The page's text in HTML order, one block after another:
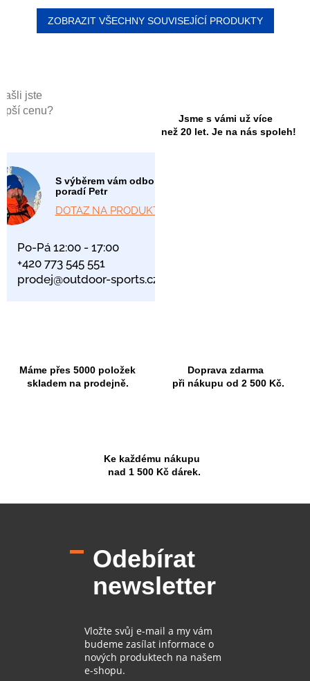
jste
cenu?
S výběrem vám odborně
poradí Petr
DOTAZ NA PRODUKT
Po-Pá 12:00 - 17:00
+420 773 545 551
prodej@outdoor-sports.cz
Jsme s vámi už více
než 20 let. Je na nás spoleh!
Máme přes 5000 položek
skladem na prodejně.
Doprava zdarma
při nákupu od 2 500 Kč.
Ke každému nákupu
nad 1 500 Kč dárek.
ZOBRAZIT VŠECHNY SOUVISEJÍCÍ PRODUKTY
Odebírat
newsletter
Vložte svůj e-mail a my vám
budeme zasílat informace o
nových produktech na našem
e-shopu.